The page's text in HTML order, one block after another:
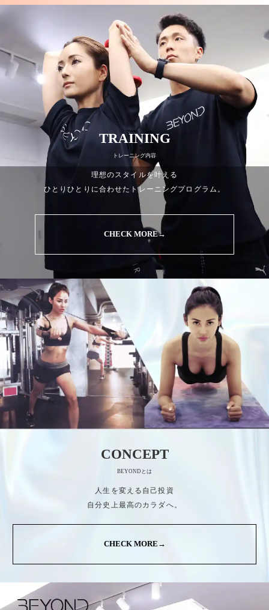
TRAINING
トレーニング内容
理想のスタイルを叶える
ひとりひとりに合わせたトレーニングプログラム。
CHECK MORE→
CONCEPT
BEYONDとは
人生を変える自己投資
自分史上最高のカラダへ。
CHECK MORE→